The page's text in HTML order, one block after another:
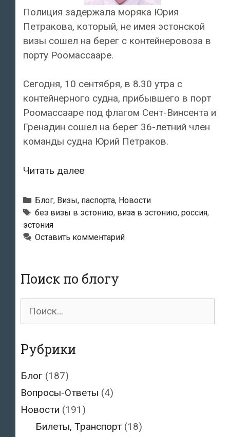
Полиция задержала моряка Юрия
Петракова, который, не имея эстонской
визы сошел на берег с контейнеровоза в
порту Роомассааре.
Сегодня, 10 сентября, в 8.30 утра с
контейнерного судна, прибывшего в порт
Роомассааре под флагом Сент-Винсента и
Гренадин сошел на берег 36-летний член
команды судна Юрий Петраков.
Читать далееПолиция
сошедшего
на
без
визы
моряка
Рубрики
Блог, Визы, паспорта, Новости
Метки
без визы в эстонию, виза в эстонию, россия,
эстония
Оставить комментарий
Поиск по блогу
Поиск
Рубрики
Блог (187)
Вопросы-Ответы (4)
Новости (191)
Билеты, Транспорт(18)